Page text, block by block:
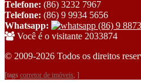
Telefone: (86) 3232 7967
Telefone: (86) 9 9934 5656
Whatsapp:
(86) 9
Você é o visitante 2033874
© 2009-2026 Todos os direitos
[tags corretor de imóveis, ]